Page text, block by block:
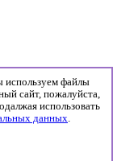
используем файлы
сайт, пожалуйста,
использовать
данных.